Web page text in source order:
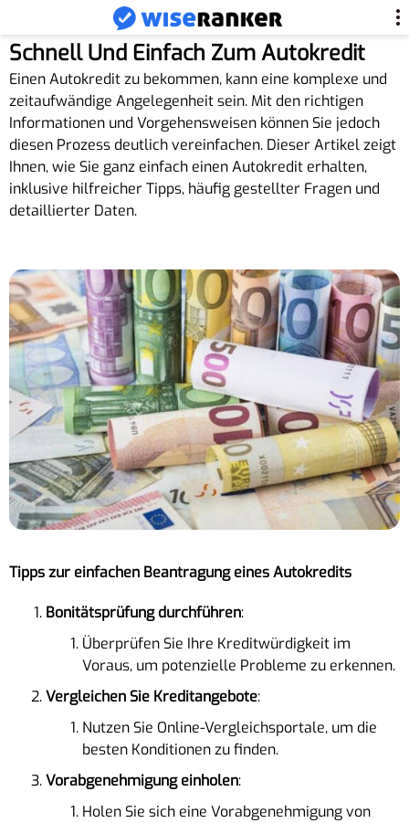
Schnell Und Einfach Zum Autokredit
Einen Autokredit zu bekommen, kann eine komplexe und
zeitaufwändige Angelegenheit sein. Mit den richtigen
Informationen und Vorgehensweisen können Sie jedoch
diesen Prozess deutlich vereinfachen. Dieser Artikel zeigt
Ihnen, wie Sie ganz einfach einen Autokredit erhalten,
inklusive hilfreicher Tipps, häufig gestellter Fragen und
detaillierter Daten.
Tipps zur einfachen Beantragung eines Autokredits
Bonitätsprüfung durchführen:
Überprüfen Sie Ihre Kreditwürdigkeit im
Voraus, um potenzielle Probleme zu erkennen.
Vergleichen Sie Kreditangebote:
Nutzen Sie Online-Vergleichsportale, um die
besten Konditionen zu finden.
Vorabgenehmigung einholen:
Holen Sie sich eine Vorabgenehmigung von